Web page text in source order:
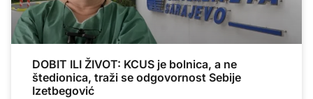
DOBIT ILI ŽIVOT: KCUS je bolnica, a ne
štedionica, traži se odgovornost Sebije
Izetbegović